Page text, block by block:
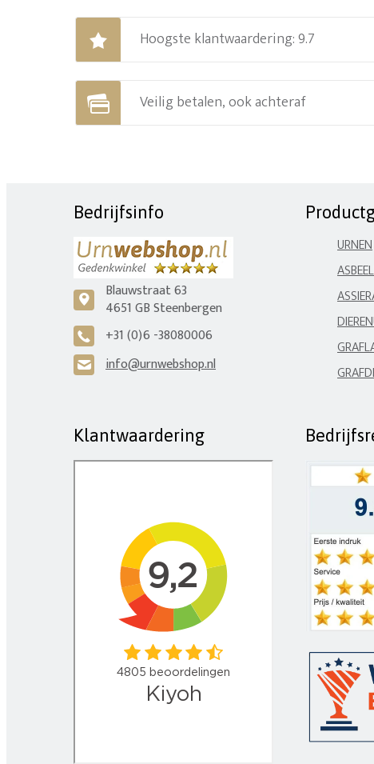
Hoogste klantwaardering: 9.7
Veilig betalen, ook achteraf
Bedrijfsinfo
c
Blauwstraat 63
4651 GB Steenbergen
A +31 (0)6 -38080006
H info@urnwebshop.nl
URNEN
Klantwaardering